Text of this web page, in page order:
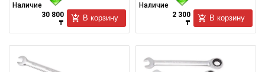
Наличие
30 800
₸
В корзину
Наличие
2 300
₸
В корзину